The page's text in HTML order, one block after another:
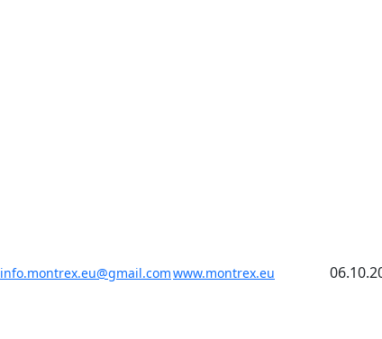
info.montrex.eu@gmail.comwww.montrex.eu